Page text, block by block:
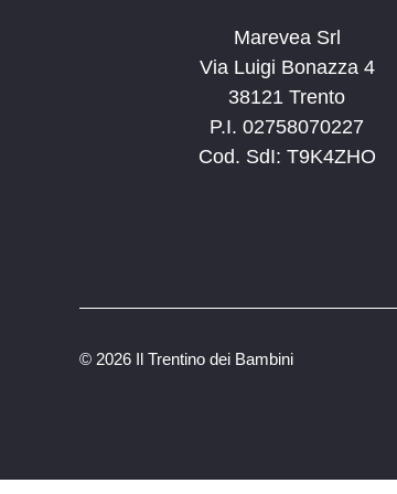
Marevea Srl
Via Luigi Bonazza 4
38121 Trento
P.I. 02758070227
Cod. SdI: T9K4ZHO
© 2026 Il Trentino dei Bambini